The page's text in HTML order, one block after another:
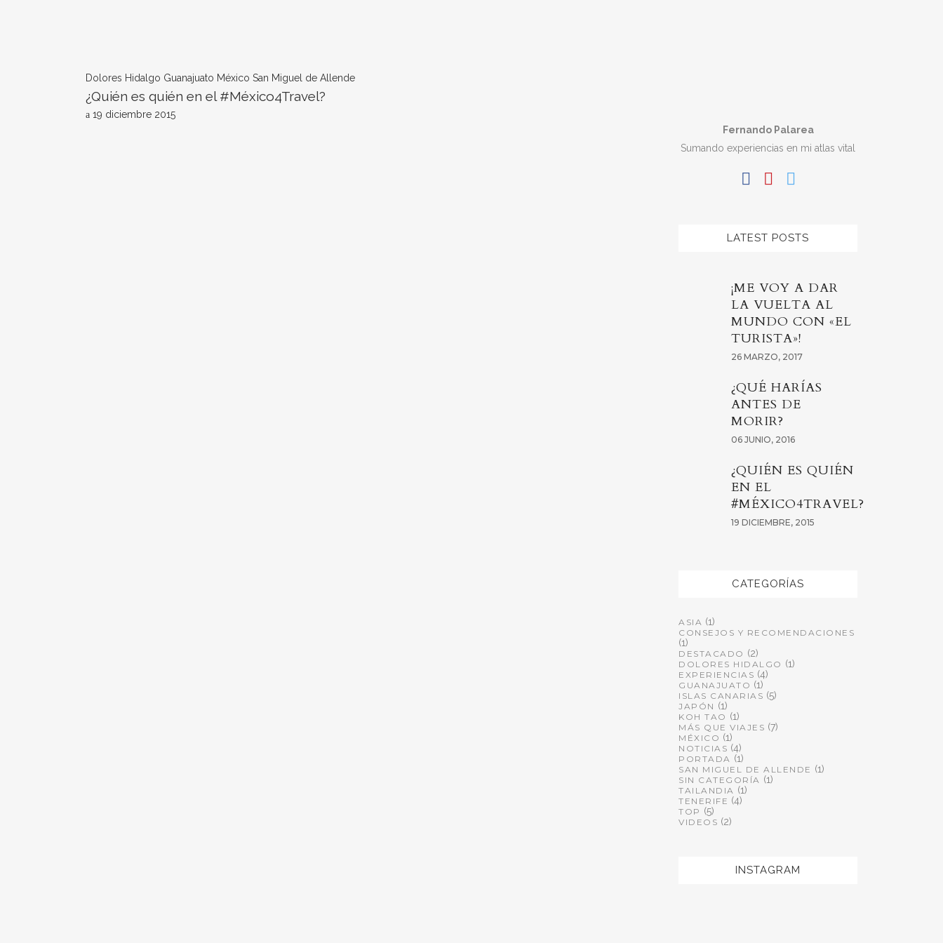
Dolores Hidalgo Guanajuato México San Miguel de Allende
¿Quién es quién en el #México4Travel?
19 diciembre 2015
Fernando Palarea
Sumando experiencias en mi atlas vital
LATEST POSTS
¡ME VOY A DAR
LA VUELTA AL
MUNDO CON «EL
TURISTA»!
26 MARZO, 2017
¿QUÉ HARÍAS
ANTES DE
MORIR?
06 JUNIO, 2016
¿QUIÉN ES QUIÉN
EN EL
#MÉXICO4TRAVEL?
19 DICIEMBRE, 2015
CATEGORÍAS
ASIA (1)
CONSEJOS Y RECOMENDACIONES
(1)
DESTACADO (2)
DOLORES HIDALGO (1)
EXPERIENCIAS (4)
GUANAJUATO (1)
ISLAS CANARIAS (5)
JAPÓN (1)
KOH TAO (1)
MÁS QUE VIAJES (7)
MÉXICO (1)
NOTICIAS (4)
PORTADA (1)
SAN MIGUEL DE ALLENDE (1)
SIN CATEGORÍA (1)
TAILANDIA (1)
TENERIFE (4)
TOP (5)
VIDEOS (2)
INSTAGRAM